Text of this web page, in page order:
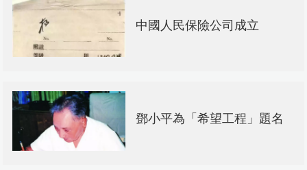
中國人民保險公司成立
鄧小平為「希望工程」題名